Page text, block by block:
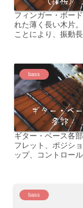
フィンガー・ボー
れた薄く長い木片
ことにより、振動
bass
ギター・ベース各
フレット、ポジシ
ップ、コントロー
bass